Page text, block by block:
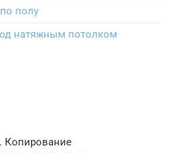
полу
натяжным потолком
Копирование